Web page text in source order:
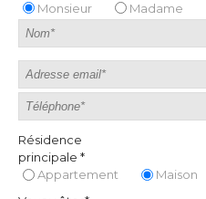
Monsieur
Madame
Résidence
principale *
Appartement
Maison